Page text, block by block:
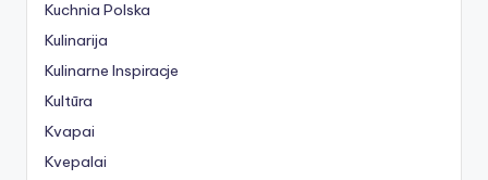
Kuchnia Polska
Kulinarija
Kulinarne Inspiracje
Kultūra
Kvapai
Kvepalai